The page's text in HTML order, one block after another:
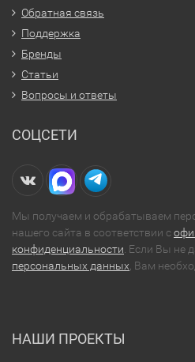
Обратная связь
Поддержка
Бренды
Статьи
Вопросы и ответы
СОЦСЕТИ
Мы получаем и обрабатываем
нашего сайта в соответствии с
конфиденциальности . Если Вы не
персональных данных , Вам
НАШИ ПРОЕКТЫ